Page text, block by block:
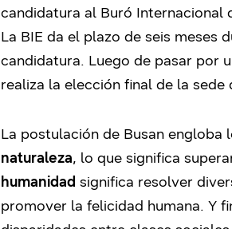
candidatura al Buró Internacional
La BIE da el plazo de seis meses
candidatura. Luego de pasar por
realiza la elección final de la
La postulación de Busan
naturaleza, lo que significa
humanidad significa resolver
promover la felicidad humana. Y